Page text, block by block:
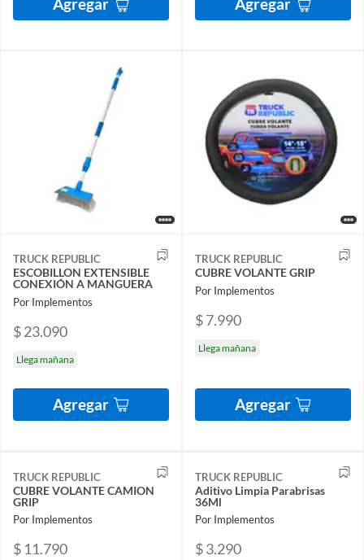
Agregar Agregar
TRUCK REPUBLIC
ESCOBILLON EXTENSIBLE
CONEXIÓN A MANGUERA
Por Implementos
$ 23.090
Llega mañana
Agregar
TRUCK REPUBLIC
CUBRE VOLANTE GRIP
Por Implementos
$ 7.990
Llega mañana
Agregar
TRUCK REPUBLIC
CUBRE VOLANTE CAMION
GRIP
Por Implementos
$ 11.790
TRUCK REPUBLIC
Aditivo Limpia Parabrisas
36Ml
Por Implementos
$ 3.290